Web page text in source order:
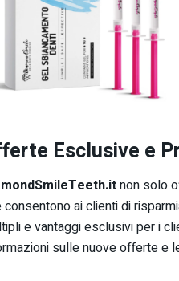
Esclusive e
non solo
consentono ai clienti di
e vantaggi esclusivi per i
sulle nuove offerte e